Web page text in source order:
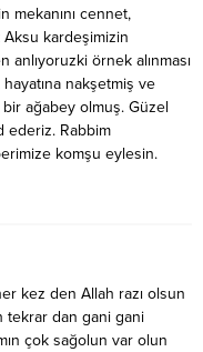
mekanını cennet,
Aksu kardeşimizin
örnek alınması
nakşetmiş ve
ağabey olmuş. Güzel
ederiz. Rabbim
komşu eylesin.
kez den Allah razı olsun
tekrar dan gani gani
çok sağolun var olun